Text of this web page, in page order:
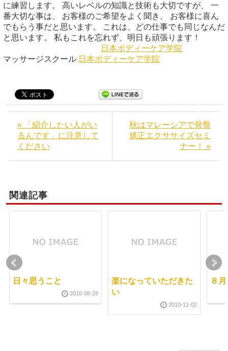
に練習します。 高いレベルの知識と技術も大切ですが、 一
番大切な事は、 お客様のご希望をよく聞き、 お客様に喜ん
でもらう事だと思います。 これは、どの仕事でも同じなんだ
と思います。 私もこれを忘れず、明日も頑張ります！
日本ボディーケア学院
マッサージスクール 日本ボディーケア学院
« 「紹介したい人がい
るんです」に注意して
ください
秋はマレーシアで骨盤
矯正エクササイズセミ
ナー！ »
関連記事
日々思うこと
2010-08-28
楽になっていただきた
い
2010-11-02
８